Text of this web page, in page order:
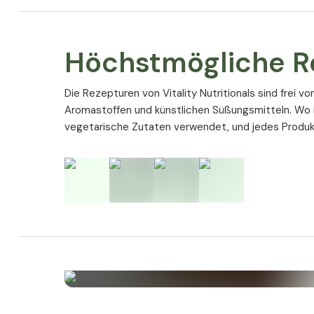
Zutaten
Wurzel)
frei von Weizen- und Milchbestandteilen
Höchstmögliche
Die Rezepturen von Vitality Nutritionals sind frei
Aromastoffen und künstlichen Süßungsmitteln.
vegetarische Zutaten verwendet, und jedes